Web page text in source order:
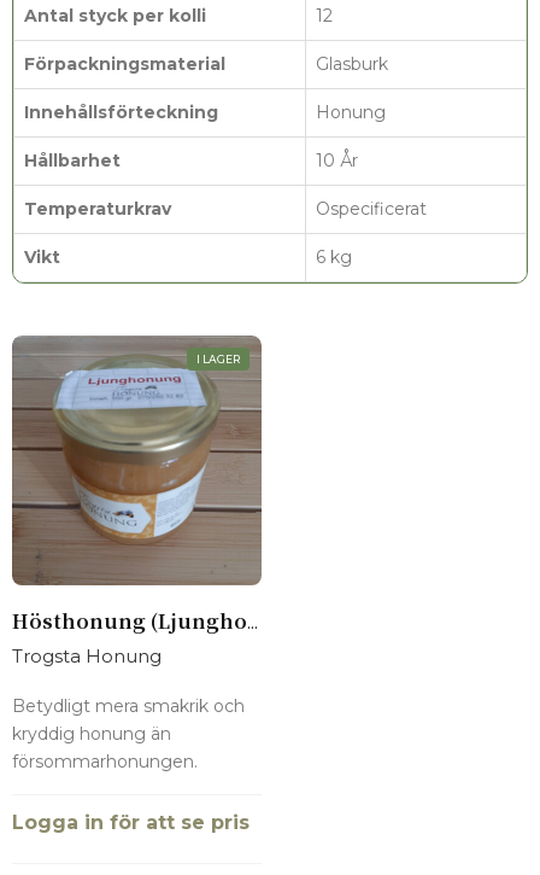
Antal styck per kolli 12
Förpackningsmaterial Glasburk
Innehållsförteckning Honung
Hållbarhet 10 År
Temperaturkrav Ospecificerat
Vikt 6 kg
I LAGER
Hösthonung (Ljunghonung)
Trogsta Honung
Betydligt mera smakrik och
kryddig honung än
försommarhonungen.
Logga in för att se pris